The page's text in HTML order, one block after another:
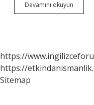
Devamını okuyun
Ne
https://
https://
Sitemap